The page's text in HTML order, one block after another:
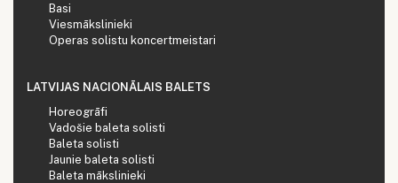
Basi
Viesmākslinieki
Operas solistu koncertmeistari
LATVIJAS NACIONĀLAIS BALETS
Horeogrāfi
Vadošie baleta solisti
Baleta solisti
Jaunie baleta solisti
Baleta mākslinieki